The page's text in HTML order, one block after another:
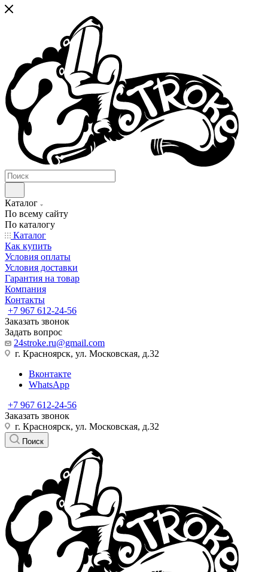
Каталог
По всему сайту
По каталогу
Каталог
Как купить
Условия оплаты
Условия доставки
Гарантия на товар
Компания
Контакты
+7 967 612-24-56
Заказать звонок
Задать вопрос
24stroke.ru@gmail.com
г. Красноярск, ул. Московская, д.32
Вконтакте
WhatsApp
+7 967 612-24-56
Заказать звонок
г. Красноярск, ул. Московская, д.32
Поиск